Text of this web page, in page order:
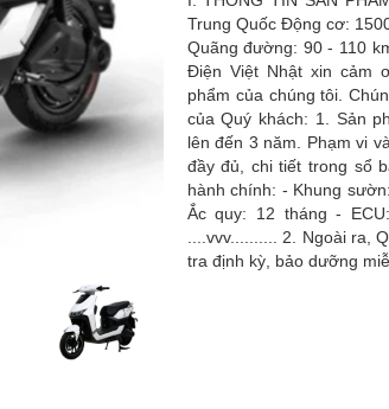
Trung Quốc Động cơ:
Quãng đường: 90 - 110
Điện Việt Nhật xin cảm
phẩm của chúng tôi.
của Quý khách: 1. Sản
lên đến 3 năm. Phạm vi
đầy đủ, chi tiết trong sổ
hành chính: - Khung
Ắc quy: 12 tháng -
....vvv.......... 2. Ngoài ra,
tra định kỳ, bảo dưỡng